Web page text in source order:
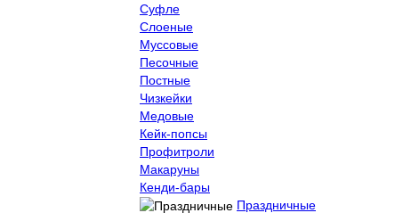
Суфле
Слоеные
Муссовые
Песочные
Постные
Чизкейки
Медовые
Кейк-попсы
Профитроли
Макаруны
Кенди-бары
Праздничные